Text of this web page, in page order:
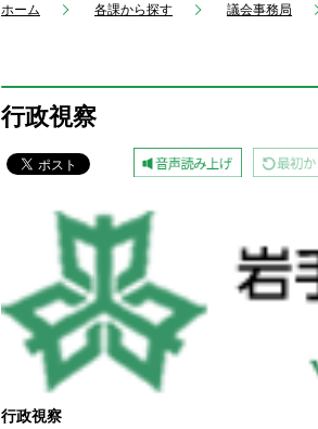
ホーム 各課から探す 議会事務局
行政視察
行政視察